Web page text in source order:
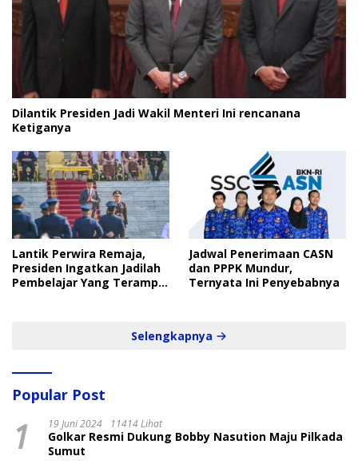
Dilantik Presiden Jadi Wakil Menteri Ini rencanana
Ketiganya
Lantik Perwira Remaja,
Presiden Ingatkan Jadilah
Pembelajar Yang Terampil
Jadwal Penerimaan CASN
dan PPPK Mundur,
Ternyata Ini Penyebabnya
Selengkapnya
Popular Post
1 19 Juni 2024 11414 Lihat
Golkar Resmi Dukung Bobby Nasution Maju Pilkada
Sumut